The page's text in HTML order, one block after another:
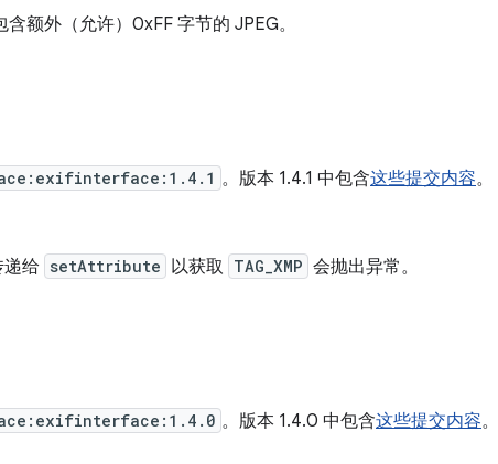
额外（允许）0xFF 字节的 JPEG。
。版本 1.4.1 中包含这些提交内容。
递给 setAttribute 以获取 TAG_XMP 会抛出异常。
。版本 1.4.0 中包含这些提交内容。